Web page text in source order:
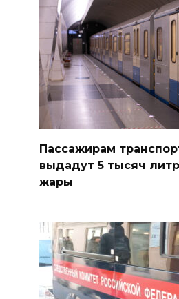
Пассажирам
выдадут 5 тысяч
жары